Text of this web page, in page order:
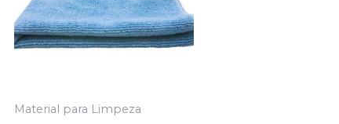
Material para Limpeza